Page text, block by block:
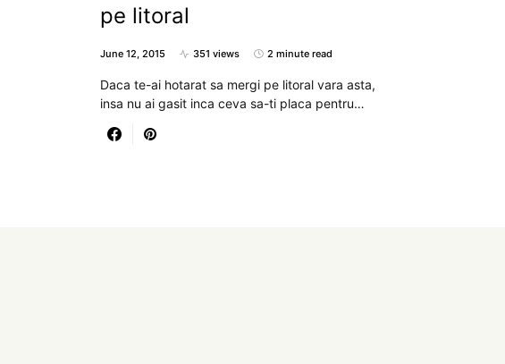
pe litoral
June 12, 2015 351 views 2 minute read
Daca te-ai hotarat sa mergi pe litoral vara asta,
insa nu ai gasit inca ceva sa-ti placa pentru…